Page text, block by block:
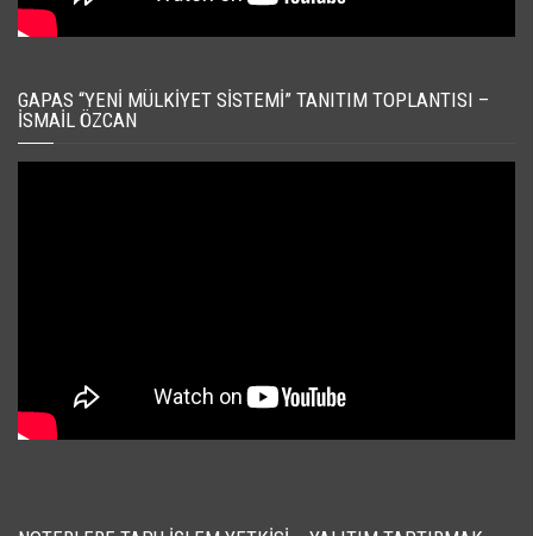
GAPAS “YENI MÜLKIYET SISTEMI” TANITIM TOPLANTISI –
İSMAIL ÖZCAN